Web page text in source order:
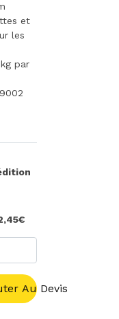
et
les
par
Au Devis